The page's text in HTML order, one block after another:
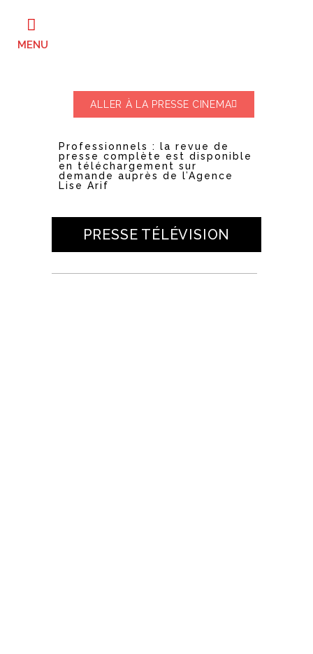
ALLER À LA PRESSE CINEMA
Professionnels : la revue de
presse complète est disponible
en téléchargement sur
demande auprès de l’Agence
Lise Arif
PRESSE TÉLÉVISION